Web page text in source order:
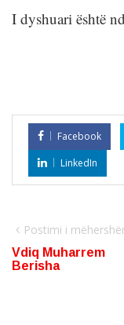
I dyshuari është
Facebook
LinkedIn
Postimi i
Vdiq Muharrem
Berisha